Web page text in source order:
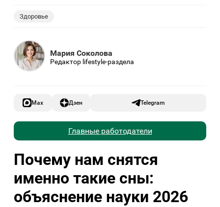
Здоровье
Мария Соколова
Редактор lifestyle-раздела
Max Дзен Telegram
Главные работодатели
Почему нам снятся
именно такие сны:
объяснение науки 2026